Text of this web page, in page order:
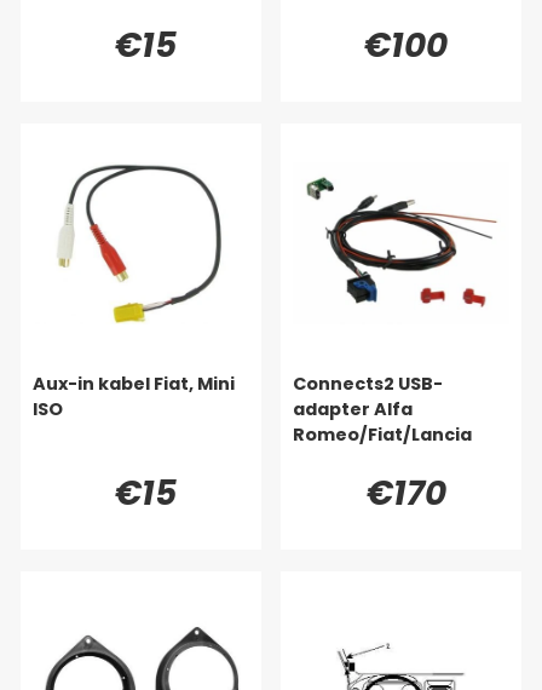
€15 €100
Aux-in kabel Fiat, Mini
ISO
€15
Connects2 USB-
adapter Alfa
Romeo/Fiat/Lancia
€170